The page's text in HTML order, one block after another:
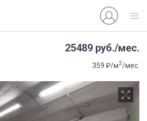
25489 руб./мес.
359 ₽/м2/мес.